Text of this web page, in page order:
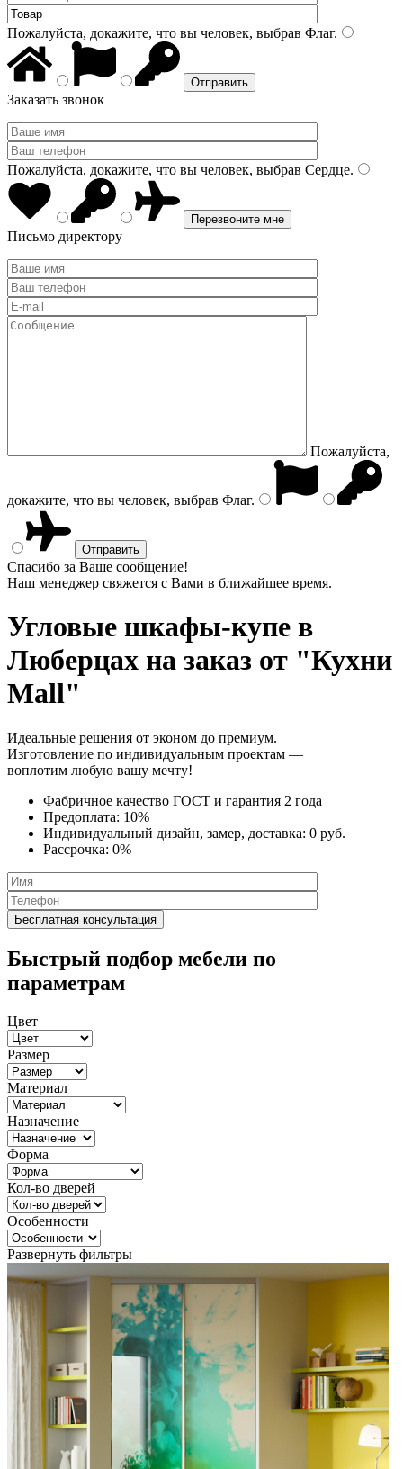
Пожалуйста, докажите, что вы человек, выбрав Флаг.
Заказать звонок
Пожалуйста, докажите, что вы человек, выбрав Сердце.
Письмо директору
Пожалуйста,
докажите, что вы человек, выбрав Флаг.
Спасибо за Ваше сообщение!
Наш менеджер свяжется с Вами в ближайшее время.
Угловые шкафы-купе в
Люберцах на заказ от "Кухни
Mall"
Идеальные решения от эконом до премиум.
Изготовление по индивидуальным проектам —
воплотим любую вашу мечту!
Фабричное качество ГОСТ и гарантия 2 года
Предоплата: 10%
Индивидуальный дизайн, замер, доставка: 0 руб.
Рассрочка: 0%
Быстрый подбор мебели по
параметрам
Цвет
Размер
Материал
Назначение
Форма
Кол-во дверей
Особенности
Развернуть фильтры